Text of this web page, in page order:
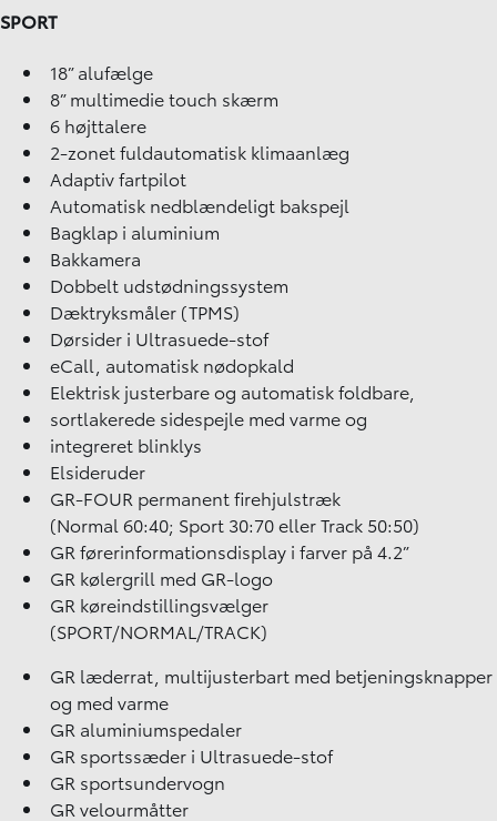
SPORT
18” alufælge
8” multimedie touch skærm
6 højttalere
2-zonet fuldautomatisk klimaanlæg
Adaptiv fartpilot
Automatisk nedblændeligt bakspejl
Bagklap i aluminium
Bakkamera
Dobbelt udstødningssystem
Dæktryksmåler (TPMS)
Dørsider i Ultrasuede-stof
eCall, automatisk nødopkald
Elektrisk justerbare og automatisk foldbare,
sortlakerede sidespejle med varme og
integreret blinklys
Elsideruder
GR-FOUR permanent firehjulstræk
(Normal 60:40; Sport 30:70 eller Track 50:50)
GR førerinformationsdisplay i farver på 4.2”
GR kølergrill med GR-logo
GR køreindstillingsvælger
(SPORT/NORMAL/TRACK)
GR læderrat, multijusterbart med betjeningsknapper
og med varme
GR aluminiumspedaler
GR sportssæder i Ultrasuede-stof
GR sportsundervogn
GR velourmåtter